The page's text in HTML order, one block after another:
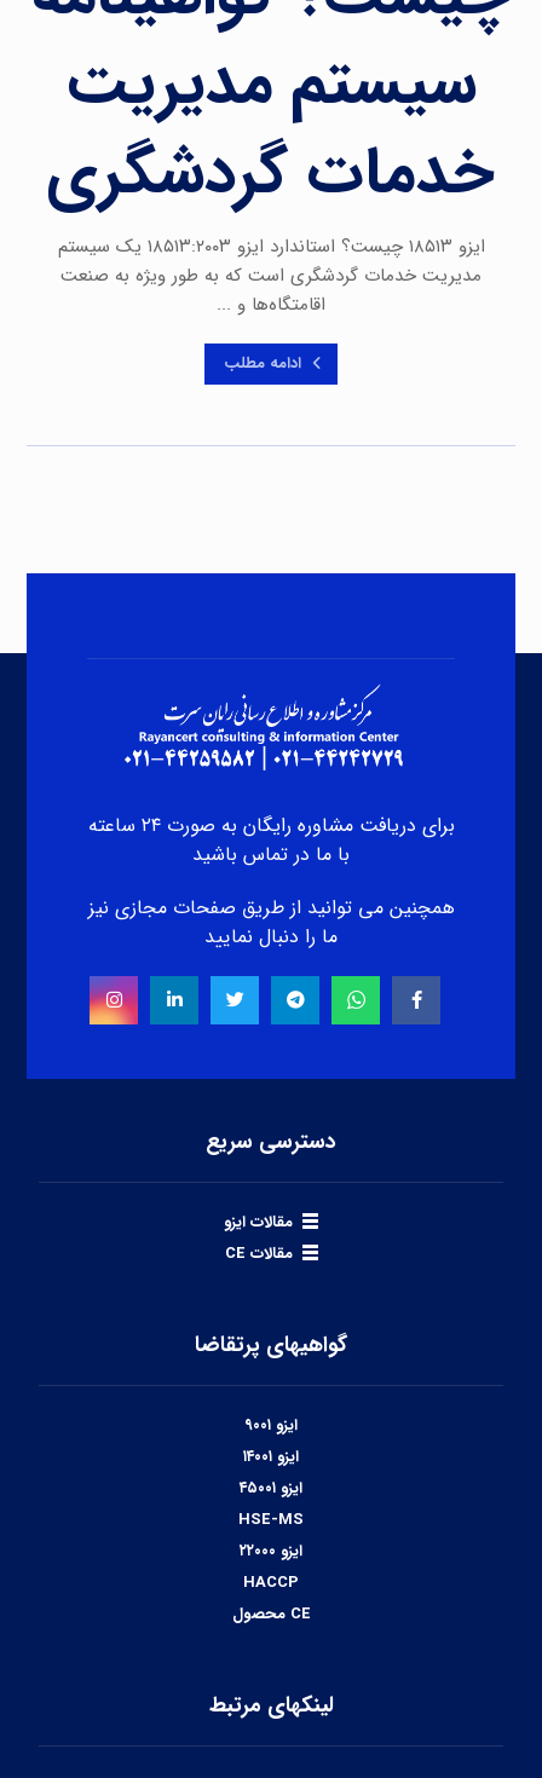
سیستم مدیریت
خدمات گردشگری
ایزو ۱۸۵۱۳ چیست؟ استاندارد ایزو ۱۸۵۱۳:۲۰۰۳ یک سیستم
مدیریت خدمات گردشگری است که به طور ویژه به صنعت
اقامتگاه‌ها و ...
ادامه مطلب
برای دریافت مشاوره رایگان به صورت ۲۴ ساعته
با ما در تماس باشید
همچنین می توانید از طریق صفحات مجازی نیز
ما را دنبال نمایید
دسترسی سریع
مقالات ایزو
مقالات CE
گواهیهای پرتقاضا
ایزو ۹۰۰۱
ایزو ۱۴۰۰۱
ایزو ۴۵۰۰۱
HSE-MS
ایزو ۲۲۰۰۰
HACCP
CE محصول
لینکهای مرتبط